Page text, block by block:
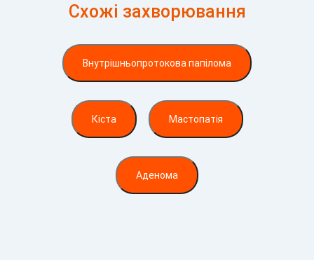
Схожі захворювання
Внутрішньопротокова папілома
Кіста Мастопатія
Аденома